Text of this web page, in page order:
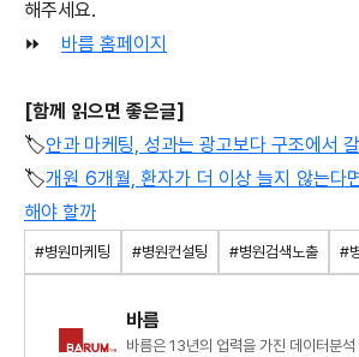
해주세요.
⏩
바름 홈페이지
[함께 읽으면 좋은글]
🏷️안과 마케팅, 성과는 광고보다 구조에서
🏷️개원 6개월, 환자가 더 이상 늘지 않는다
해야 할까
#병원마케팅 #병원컨설팅 #병원검색노출 #
바름
바름은 13년의 업력을 가진 데이터분